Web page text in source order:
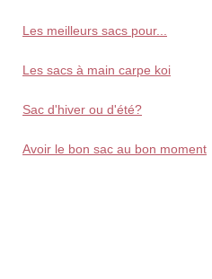
Les meilleurs sacs pour...
Les sacs à main carpe koi
Sac d'hiver ou d'été?
Avoir le bon sac au bon moment